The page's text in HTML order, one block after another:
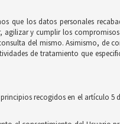
que los datos personales
y cumplir los
del mismo. Asimismo, de
de tratamiento que
recogidos en el artículo 5